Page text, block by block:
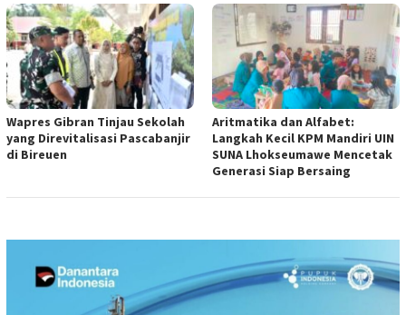
Wapres Gibran Tinjau Sekolah
yang Direvitalisasi Pascabanjir
di Bireuen
Aritmatika dan Alfabet:
Langkah Kecil KPM Mandiri UIN
SUNA Lhokseumawe Mencetak
Generasi Siap Bersaing